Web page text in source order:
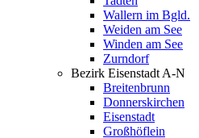
Wallern im Bgld.
Weiden am See
Winden am See
Zurndorf
Bezirk Eisenstadt A-N
Breitenbrunn
Donnerskirchen
Eisenstadt
Großhöflein